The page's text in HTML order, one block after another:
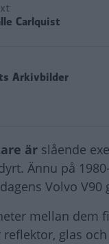
Carlquist
Arkivbilder
är slående
Ännu på
Volvo V90
mellan dem
reflektor, glas